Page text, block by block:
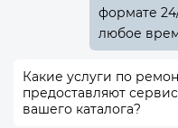
формате
любое
Какие услуги по
предоставляют
вашего каталога?